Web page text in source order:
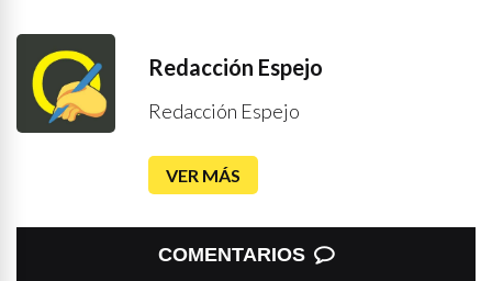
Redacción Espejo
Redacción Espejo
VER MÁS
COMENTARIOS